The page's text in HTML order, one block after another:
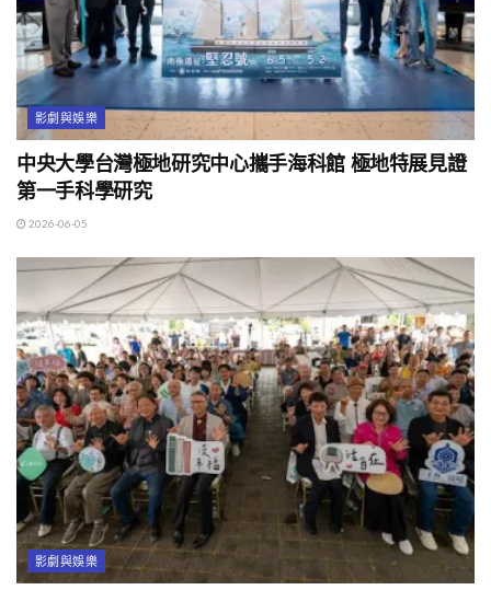
影劇與娛樂
中央大學台灣極地研究中心攜手海科館 極地特展見證
第一手科學研究
2026-06-05
影劇與娛樂